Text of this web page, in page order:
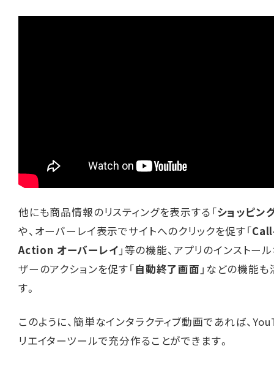
他にも商品情報のリスティングを表示する「ショッピン
や、オーバーレイ表示でサイトへのクリックを促す「
Action オーバーレイ 」等の機能、アプリのインストー
ザーのアクションを促す「自動終了画面 」などの機能
す。
このように、簡単なインタラクティブ動画であれば、
リエイターツールで充分作ることができます。